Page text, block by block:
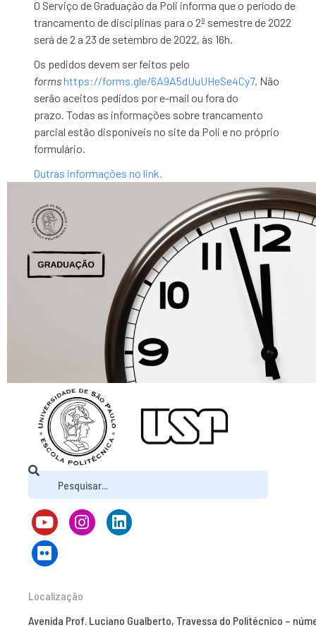
O Serviço de Graduação da Poli informa que o período de
trancamento de disciplinas para o 2º semestre de 2022
será de 2 a 23 de setembro de 2022, às 16h.
Os pedidos devem ser feitos pelo
formshttps://forms.gle/6A9A5dUuUHeSe4Cy7. Não
serão aceitos pedidos por e-mail ou fora do
prazo. Todas as informações sobre trancamento
parcial estão disponíveis no site da Poli e no próprio
formulário.
Outras informações no link.
Localização
Avenida Prof. Luciano Gualberto, Travessa do Politécnico –